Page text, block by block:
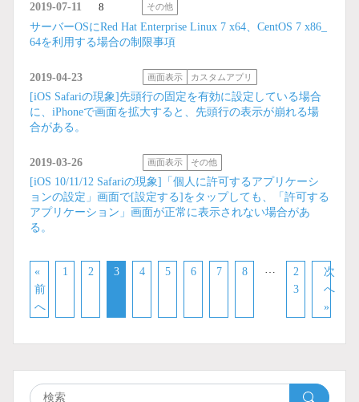
2019-07-11 8 その他
サーバーOSにRed Hat Enterprise Linux 7 x64、CentOS 7 x86_
64を利用する場合の制限事項
2019-04-23 画面表示 カスタムアプリ
[iOS Safariの現象]先頭行の固定を有効に設定している場合
に、iPhoneで画面を拡大すると、先頭行の表示が崩れる場
合がある。
2019-03-26 画面表示 その他
[iOS 10/11/12 Safariの現象]「個人に許可するアプリケーシ
ョンの設定」画面で[設定する]をタップしても、「許可する
アプリケーション」画面が正常に表示されない場合があ
る。
«
前
へ
1 2 3 4 5 6 7 8 …
2
3
次
へ
»